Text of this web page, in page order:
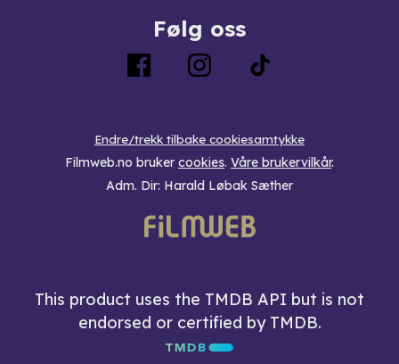
Følg oss
Endre/trekk tilbake cookiesamtykke
Filmweb.no bruker cookies. Våre brukervilkår.
Adm. Dir: Harald Løbak Sæther
This product uses the TMDB API but is not
endorsed or certified by TMDB.